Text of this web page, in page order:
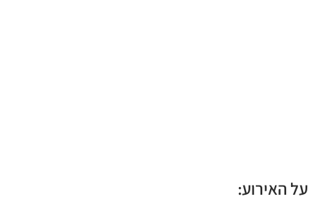
על האירוע: